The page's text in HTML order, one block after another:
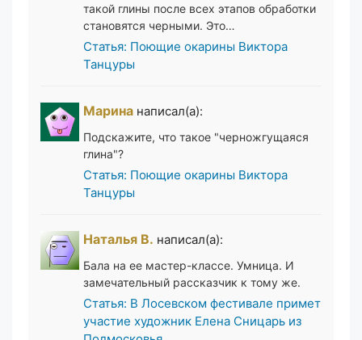
такой глины после всех этапов обработки
становятся черными. Это…
Статья: Поющие окарины Виктора
Танцуры
Марина написал(а):
Подскажите, что такое "черножгущаяся
глина"?
Статья: Поющие окарины Виктора
Танцуры
Наталья В. написал(а):
Бала на ее мастер-классе. Умница. И
замечательный рассказчик к тому же.
Статья: В Лосевском фестивале примет
участие художник Елена Сницарь из